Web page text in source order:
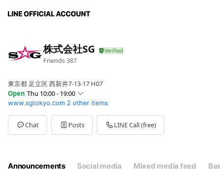
株式会社SG
Friends387
東京都 足立区 西新井7-13-17 H07
Open Thu 10:00 - 19:00
SunClosed
Mon10:00 - 19:00
Tue10:00 - 19:00
Wed10:00 - 19:00
【電話営業時間】平日9:00-19:00、休業日：土日祝日
www.sgtokyo.com 2 other items
Chat Posts LINE Call (free)
Announcements Social media Mixed media feed